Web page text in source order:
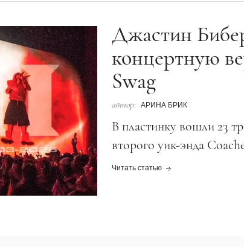
Джастин
концертную
Swag
автор: АРИНА БРИК
В пластинку вошли 23
второго уик-энда
Читать статью